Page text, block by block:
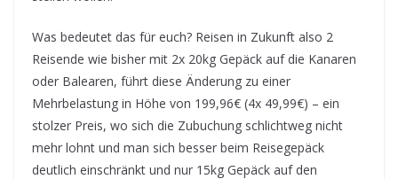
Was bedeutet das für euch? Reisen in Zukunft also 2
Reisende wie bisher mit 2x 20kg Gepäck auf die Kanaren
oder Balearen, führt diese Änderung zu einer
Mehrbelastung in Höhe von 199,96€ (4x 49,99€) – ein
stolzer Preis, wo sich die Zubuchung schlichtweg nicht
mehr lohnt und man sich besser beim Reisegepäck
deutlich einschränkt und nur 15kg Gepäck auf den